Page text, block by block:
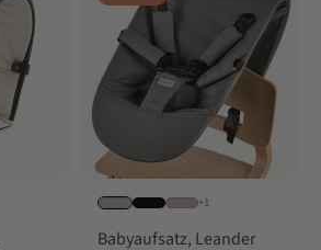
+1
Babyaufsatz, Leander